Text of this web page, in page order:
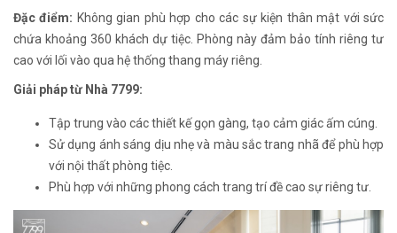
Đặc điểm: Không gian phù hợp cho các sự kiện thân mật với sức
chứa khoảng 360 khách dự tiệc. Phòng này đảm bảo tính riêng tư
cao với lối vào qua hệ thống thang máy riêng.
Giải pháp từ Nhà 7799:
Tập trung vào các thiết kế gọn gàng, tạo cảm giác ấm cúng.
Sử dụng ánh sáng dịu nhẹ và màu sắc trang nhã để phù hợp
với nội thất phòng tiệc.
Phù hợp với những phong cách trang trí đề cao sự riêng tư.